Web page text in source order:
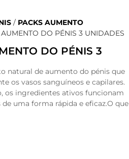
/ PACKS AUMENTO
DO PÉNIS 3 UNIDADES
DO PÉNIS 3
natural de aumento do pénis que
os vasos sanguíneos e capilares.
os ingredientes ativos funcionam
uma forma rápida e eficaz.O que